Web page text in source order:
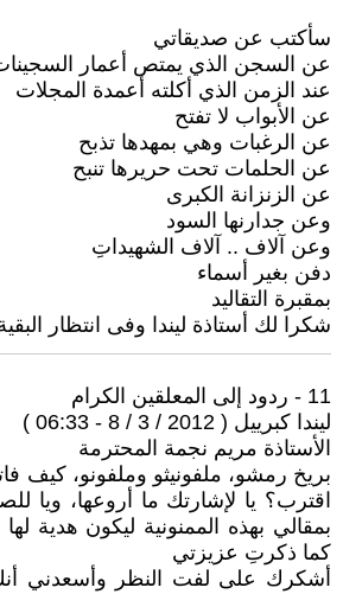
سأكتب عن صديقاتي
عن السجن الذي يمتص أعمار
عند الزمن الذي أكلته أعمدة المجلات
عن الأبواب لا تفتح
عن الرغبات وهي بمهدها تذبح
عن الحلمات تحت حريرها تنبح
عن الزنزانة الكبرى
وعن جدارنها السود
وعن آلاف .. آلاف الشهيداتِ
دفن بغير أسماء
بمقبرة التقاليد
شكرا لك أستاذة ليندا وفى انتظار
11 - ردود إلى المعلقين الكرام
ليندا كبرييل ( 2012 / 3 / 8 - 06:33 )
الأستاذة مريم نجمة المحترمة
بريخ رمشو، ملفونيثو وملفونو، كيف
اقترب؟ يا لإشارتك ما أروعها، ويا
بمقالي بهذه الممنونية ليكون هدية
كما ذكرتِ عزيزتي
أشكرك على لفت النظر وأسعدني